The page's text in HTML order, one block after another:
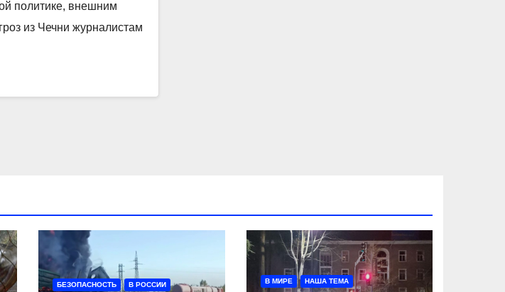
политике, внешним
из Чечни журналистам
БЕЗОПАСНОСТЬ В РОССИИ В МИРЕ НАША ТЕМА